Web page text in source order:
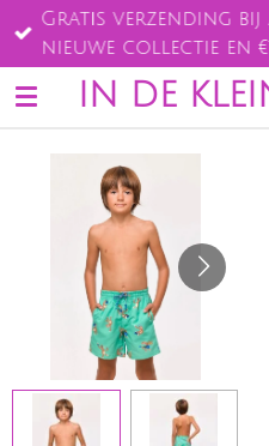
Ga
direct
naar
de
IN DE
Gratis verzending bij
nieuwe collectie en